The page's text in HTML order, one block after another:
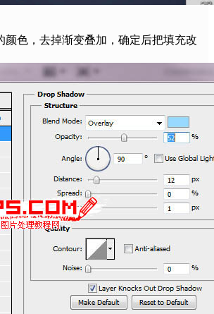
颜色，去掉渐变叠加，确定后把填充改